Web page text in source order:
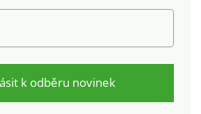
k odběru novinek